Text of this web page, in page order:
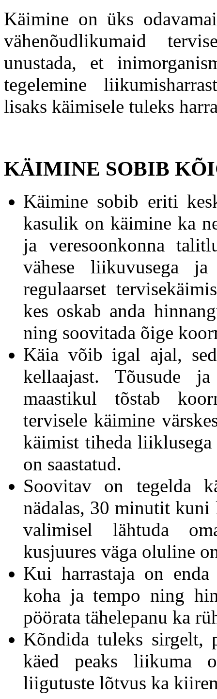
Käimine on üks
vähenõudlikumaid
unustada, et
tegelemine
lisaks käimisele tuleks
KÄIMINE SOBIB
Käimine sobib eriti
kasulik on käimine ka
ja veresoonkonna
vähese liikuvusega ja
regulaarset
kes oskab anda
ning soovitada õige
Käia võib igal ajal,
kellaajast. Tõusude
maastikul tõstab
tervisele käimine
käimist tiheda liiklusega
on saastatud.
Soovitav on tegelda
nädalas, 30 minutit
valimisel lähtuda
kusjuures väga oluline
Kui harrastaja on
koha ja tempo ning
pöörata tähelepanu ka
Kõndida tuleks sirgelt,
käed peaks liikuma
liigutuste lõtvus ka